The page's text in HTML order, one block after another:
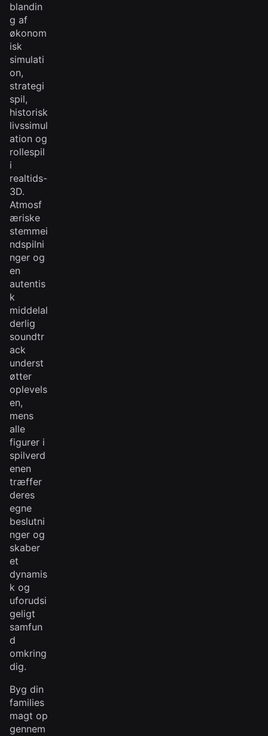
blandin
g af
økonom
isk
simulati
on,
strategi
spil,
historisk
livssimul
ation og
rollespil
i
realtids-
3D.
Atmosf
æriske
stemmei
ndspilni
nger og
en
autentis
k
middelal
derlig
soundtr
ack
underst
øtter
oplevels
en,
mens
alle
figurer i
spilverd
enen
træffer
deres
egne
beslutni
nger og
skaber
et
dynamis
k og
uforudsi
geligt
samfun
d
omkring
dig.
Byg din
families
magt op
gennem